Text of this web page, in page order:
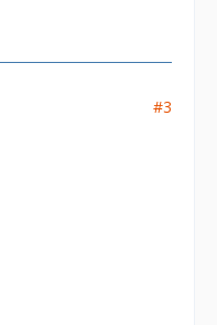
#3